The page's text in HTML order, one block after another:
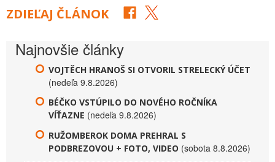
ZDIEĽAJ ČLÁNOK
Najnovšie články
VOJTĚCH HRANOŠ SI OTVORIL STRELECKÝ ÚČET
(nedeľa 9.8.2026)
BÉČKO VSTÚPILO DO NOVÉHO ROČNÍKA
VÍŤAZNE (nedeľa 9.8.2026)
RUŽOMBEROK DOMA PREHRAL S
PODBREZOVOU + FOTO, VIDEO (sobota 8.8.2026)